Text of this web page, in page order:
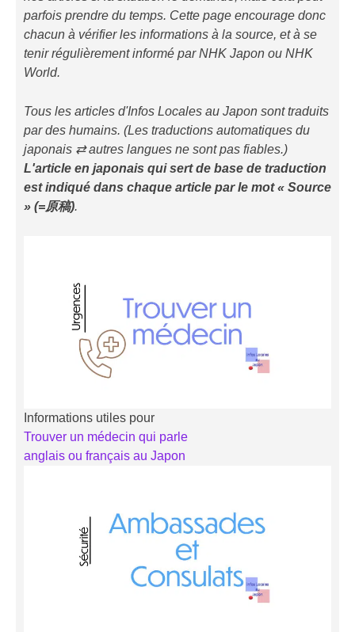
parfois prendre du temps. Cette page encourage donc
chacun à vérifier les informations à la source, et à se
tenir régulièrement informé par NHK Japon ou NHK
World.
Tous les articles d'Infos Locales au Japon sont traduits
par des humains. (Les traductions automatiques du
japonais ⇄ autres langues ne sont pas fiables.)
L'article en japonais qui sert de base de traduction
est indiqué dans chaque article par le mot « Source
» (=原稿).
Informations utiles pour
Trouver un médecin qui parle
anglais ou français au Japon